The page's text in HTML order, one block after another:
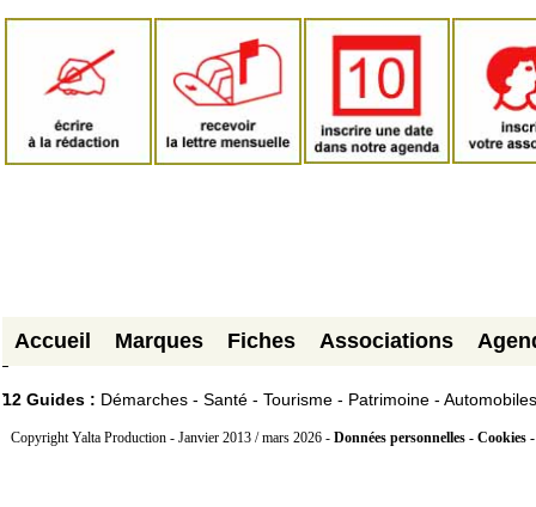
Accueil Marques Fiches Associations
12 Guides : Démarches - Santé - Tourisme - Patrimoine - Automobiles
Copyright Yalta Production - Janvier 2013 / mars 2026 - Données personnelles - Cookies